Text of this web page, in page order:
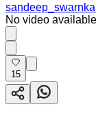
No video available
15